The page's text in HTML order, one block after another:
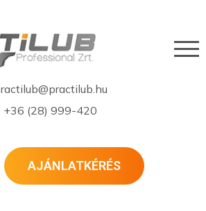
+36 (28) 999-420
AJÁNLATKÉRÉS